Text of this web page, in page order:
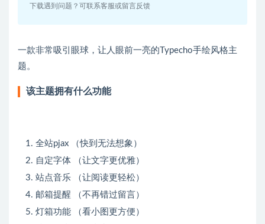
下载遇到问题？可联系客服或留言反馈
一款非常吸引眼球，让人眼前一亮的Typecho手绘风格主
题。
该主题拥有什么功能
全站pjax （快到无法想象）
自定字体 （让文字更优雅）
站点音乐 （让阅读更轻松）
邮箱提醒 （不再错过留言）
灯箱功能 （看小图更方便）